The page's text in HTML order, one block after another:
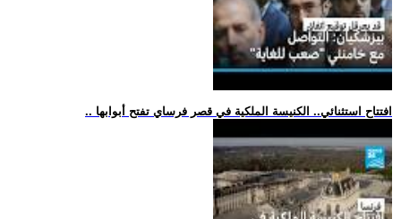
.. افتتاح استثنائي.. الكنيسة الملكية في قصر فرساي تفتح أبوابها